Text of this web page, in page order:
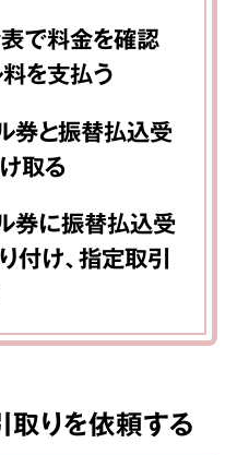
で料金を確認
料を支払う
券と振替払込受
取る
券に振替払込受
付け、指定取引
りを依頼する